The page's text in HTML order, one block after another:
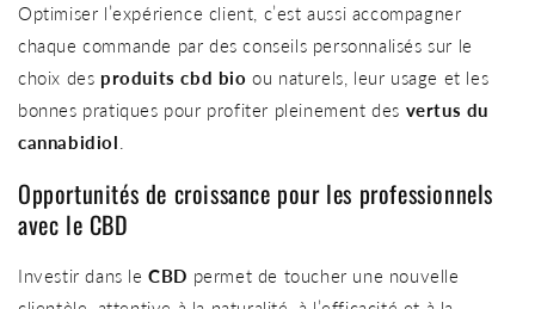
Optimiser l’expérience client, c’est aussi accompagner
chaque commande par des conseils personnalisés sur le
choix des produits cbd bio ou naturels, leur usage et les
bonnes pratiques pour profiter pleinement des vertus du
cannabidiol
Opportunités de croissance pour les professionnels
avec le CBD
Investir dans leCBD permet de toucher une nouvelle